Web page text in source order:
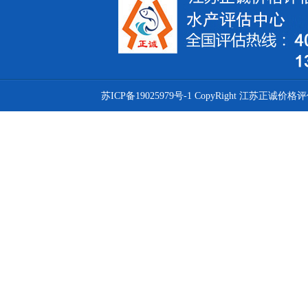
苏ICP备19025979号-1 CopyRight 江苏正诚价格